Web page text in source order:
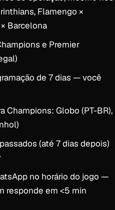
Flamengo ×
Barcelona
e Premier
de 7 dias — você
Champions: Globo (PT-BR),
(até 7 dias depois)
no horário do jogo —
responde em <5 min